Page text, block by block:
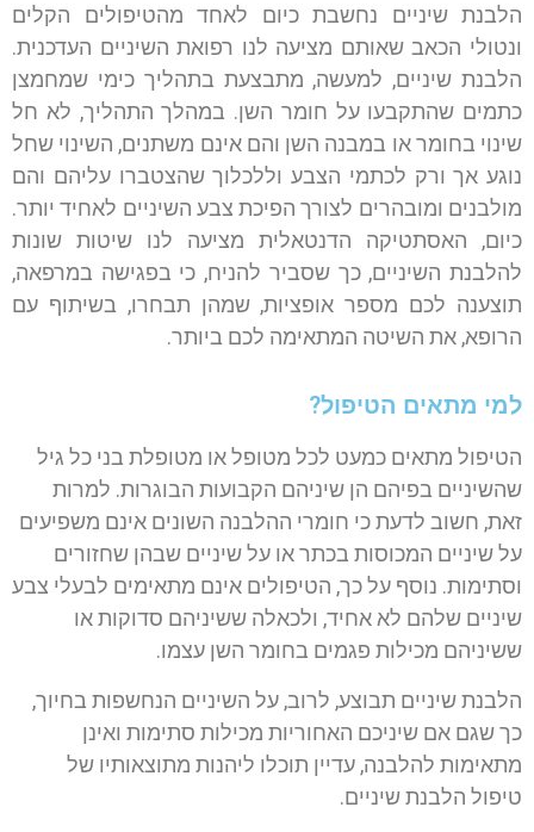
הלבנת שיניים נחשבת כיום לאחד מהטיפולים הקלים
ונטולי הכאב שאותם מציעה לנו רפואת השיניים העדכנית.
הלבנת שיניים, למעשה, מתבצעת בתהליך כימי שמחמצן
כתמים שהתקבעו על חומר השן. במהלך התהליך, לא חל
שינוי בחומר או במבנה השן והם אינם משתנים, השינוי שחל
נוגע אך ורק לכתמי הצבע וללכלוך שהצטברו עליהם והם
מולבנים ומובהרים לצורך הפיכת צבע השיניים לאחיד יותר.
כיום, האסתטיקה הדנטאלית מציעה לנו שיטות שונות
להלבנת השיניים, כך שסביר להניח, כי בפגישה במרפאה,
תוצענה לכם מספר אופציות, שמהן תבחרו, בשיתוף עם
הרופא, את השיטה המתאימה לכם ביותר.
למי מתאים הטיפול?
הטיפול מתאים כמעט לכל מטופל או מטופלת בני כל גיל
שהשיניים בפיהם הן שיניהם הקבועות הבוגרות. למרות
זאת, חשוב לדעת כי חומרי ההלבנה השונים אינם משפיעים
על שיניים המכוסות בכתר או על שיניים שבהן שחזורים
וסתימות. נוסף על כך, הטיפולים אינם מתאימים לבעלי צבע
שיניים שלהם לא אחיד, ולכאלה ששיניהם סדוקות או
ששיניהם מכילות פגמים בחומר השן עצמו.
הלבנת שיניים תבוצע, לרוב, על השיניים הנחשפות בחיוך,
כך שגם אם שיניכם האחוריות מכילות סתימות ואינן
מתאימות להלבנה, עדיין תוכלו ליהנות מתוצאותיו של
טיפול הלבנת שיניים.